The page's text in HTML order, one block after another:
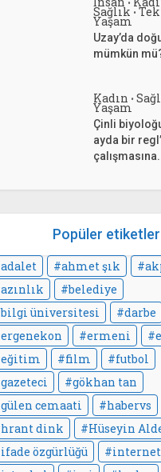
Sağlık •
Yaşam
Uzay’da
mümkün
Kadın •
Yaşam
Çinli
ayda bir
Popüler etiketler
adalet ahmet şık
azınlık
belediye
bilgi üniversitesi
darbe
ergenekon
ermeni
eğitim
film
futbol
gazeteci
gökhan tan
gülen cemaati
habervs
hrant dink
Hüseyin
ifade özgürlüğü
internet